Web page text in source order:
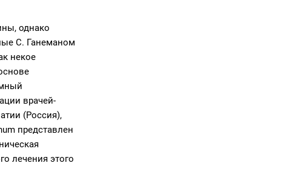
однако
С. Ганеманом
некое
врачей-
(Россия),
представлен
лечения этого